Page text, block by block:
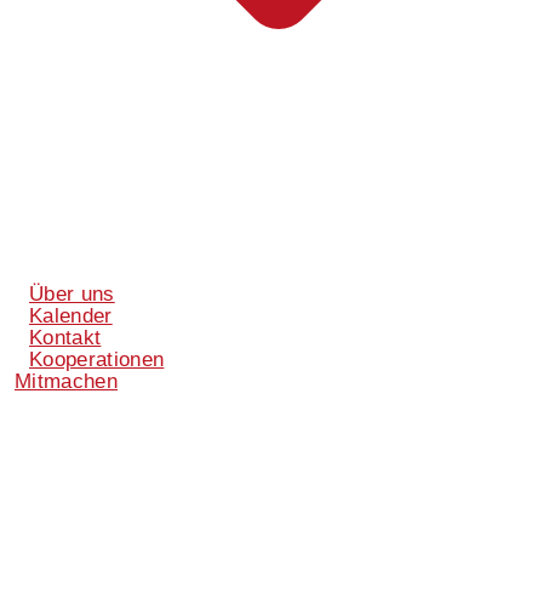
Über uns
Kalender
Kontakt
Kooperationen
Mitmachen